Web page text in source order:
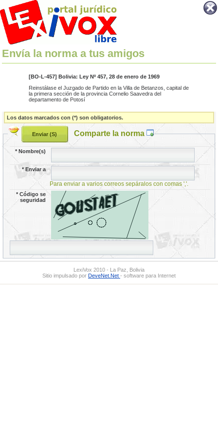
Envía la norma a tus amigos
[BO-L-457] Bolivia: Ley Nº 457, 28 de enero de 1969
Reinstálase el Juzgado de Partido en la Villa de Betanzos, capital de
la primera sección de la provincia Cornelio Saavedra del
departamento de Potosí
Los datos marcados con (*) son obligatorios.
Comparte la norma
*Nombre(s)
*Enviar a
Para enviar a varios correos sepáralos con comas ','.
*Código se
seguridad
LexiVox 2010 - La Paz, Bolivia
Sitio impulsado por DeveNet.Net - software para Internet